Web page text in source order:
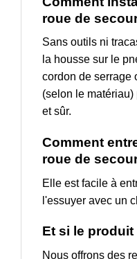
roue de
Sans outils ni
la housse sur le
cordon de serrage
(selon le
et sûr.
Comment
roue de
Elle est facile à
l'essuyer avec un
Et si le
Nous offrons des